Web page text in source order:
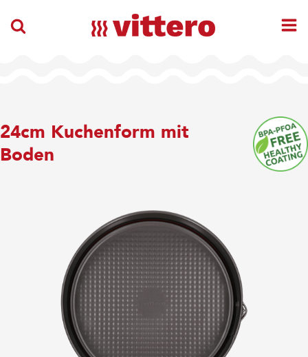
24cm Kuchenform mit
Boden